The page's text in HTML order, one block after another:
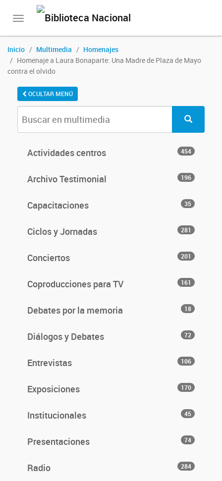
Toggle
Inicio Multimedia
Homenajes
Homenaje a Laura Bonaparte: Una Madre de Plaza de Mayo
contra el olvido
OCULTAR MENÚ
Actividades centros 454
Archivo Testimonial 196
Capacitaciones 35
Ciclos y Jornadas 281
Conciertos 201
Coproducciones para TV 161
Debates por la memoria 18
Diálogos y Debates 72
Entrevistas 106
Exposiciones 170
Institucionales 45
Presentaciones 74
Radio 284